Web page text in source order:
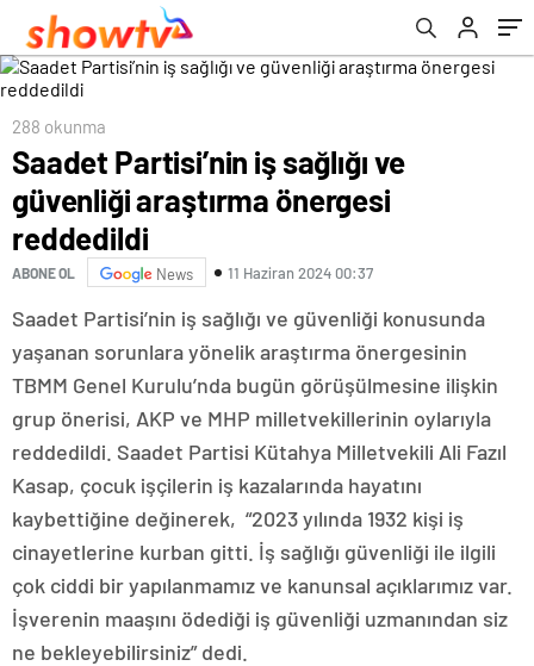
288 okunma
Saadet Partisi’nin iş sağlığı ve
güvenliği araştırma önergesi
reddedildi
ABONE OL News 11 Haziran 2024 00:37
Saadet Partisi’nin iş sağlığı ve güvenliği konusunda
yaşanan sorunlara yönelik araştırma önergesinin
TBMM Genel Kurulu’nda bugün görüşülmesine ilişkin
grup önerisi, AKP ve MHP milletvekillerinin oylarıyla
reddedildi. Saadet Partisi Kütahya Milletvekili Ali Fazıl
Kasap, çocuk işçilerin iş kazalarında hayatını
kaybettiğine değinerek, “2023 yılında 1932 kişi iş
cinayetlerine kurban gitti. İş sağlığı güvenliği ile ilgili
çok ciddi bir yapılanmamız ve kanunsal açıklarımız var.
İşverenin maaşını ödediği iş güvenliği uzmanından siz
ne bekleyebilirsiniz” dedi.